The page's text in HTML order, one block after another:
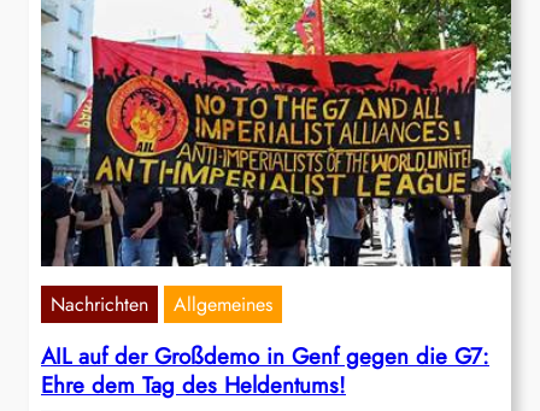
Nachrichten Allgemeines
AIL auf der Großdemo in Genf gegen die G7:
Ehre dem Tag des Heldentums!